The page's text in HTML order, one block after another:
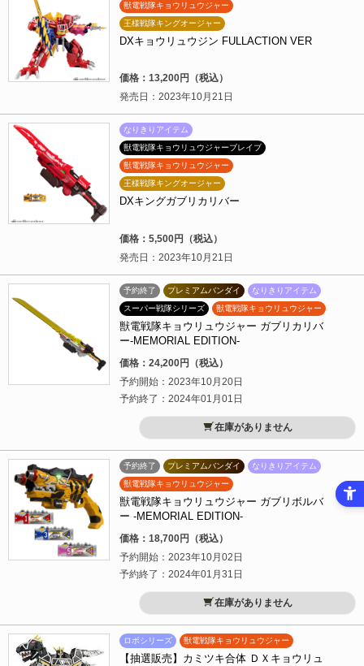
獣電戦隊キョウリュウジャー
王様戦隊キングオージャー
DXキョウリュウジン FULLACTION VER
価格：13,200円（税込）
発売日：2023年10月21日
なりきりアイテム
獣電戦隊キョウリュウジャーブレイブ
獣電戦隊キョウリュウジャー
王様戦隊キングオージャー
DXキングガブリカリバー
価格：5,500円（税込）
発売日：2023年10月21日
予約終了 プレミアムバンダイ
なりきりアイテム
スーパー戦隊シリーズ
獣電戦隊キョウリュウジャー
獣電戦隊キョウリュウジャー ガブリカリバ
ー-MEMORIAL EDITION-
価格：24,200円（税込）
予約開始：2023年10月20日
予約終了：2024年01月01日
在庫がありません
予約終了 プレミアムバンダイ
なりきりアイテム
獣電戦隊キョウリュウジャー
獣電戦隊キョウリュウジャー ガブリボルバ
ー -MEMORIAL EDITION-
価格：18,700円（税込）
予約開始：2023年10月02日
予約終了：2024年01月31日
在庫がありません
ロボシリーズ 獣電戦隊キョウリュウジャー
【抽選販売】カミツキ合体 ＤＸキョウリュ